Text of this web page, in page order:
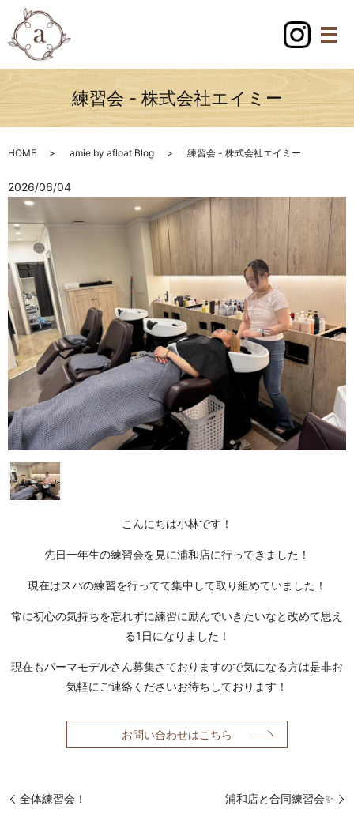
練習会 - 株式会社エイミー
HOME amie by afloat Blog 練習会 - 株式会社エイミー
2026/06/04
こんにちは小林です！
先日一年生の練習会を見に浦和店に行ってきました！
現在はスパの練習を行ってて集中して取り組めていました！
常に初心の気持ちを忘れずに練習に励んでいきたいなと改めて思え
る1日になりました！
現在もパーマモデルさん募集さておりますので気になる方は是非お
気軽にご連絡くださいお待ちしております！
お問い合わせはこちら
全体練習会！ 浦和店と合同練習会✨